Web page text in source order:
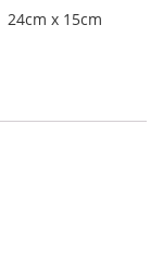
24cm x 15cm